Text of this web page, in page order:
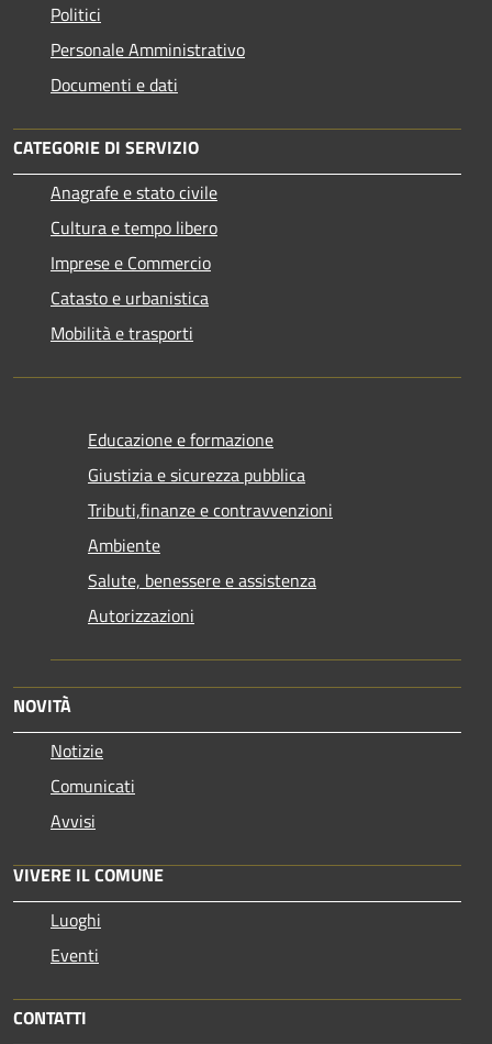
Politici
Personale Amministrativo
Documenti e dati
CATEGORIE DI SERVIZIO
Anagrafe e stato civile
Cultura e tempo libero
Imprese e Commercio
Catasto e urbanistica
Mobilità e trasporti
Educazione e formazione
Giustizia e sicurezza pubblica
Tributi,finanze e contravvenzioni
Ambiente
Salute, benessere e assistenza
Autorizzazioni
NOVITÀ
Notizie
Comunicati
Avvisi
VIVERE IL COMUNE
Luoghi
Eventi
CONTATTI